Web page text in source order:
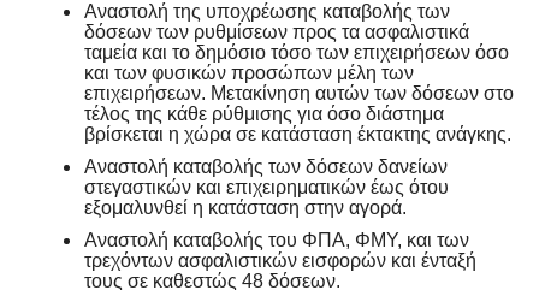
Αναστολή της υποχρέωσης καταβολής των
δόσεων των ρυθμίσεων προς τα ασφαλιστικά
ταμεία και το δημόσιο τόσο των επιχειρήσεων όσο
και των φυσικών προσώπων μέλη των
επιχειρήσεων. Μετακίνηση αυτών των δόσεων στο
τέλος της κάθε ρύθμισης για όσο διάστημα
βρίσκεται η χώρα σε κατάσταση έκτακτης ανάγκης.
Αναστολή καταβολής των δόσεων δανείων
στεγαστικών και επιχειρηματικών έως ότου
εξομαλυνθεί η κατάσταση στην αγορά.
Αναστολή καταβολής του ΦΠΑ, ΦΜΥ, και των
τρεχόντων ασφαλιστικών εισφορών και ένταξή
τους σε καθεστώς 48 δόσεων.